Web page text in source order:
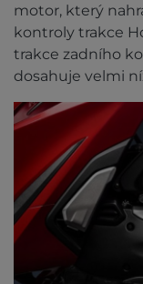
motor, který
kontroly trakce
trakce zadního
dosahuje velmi